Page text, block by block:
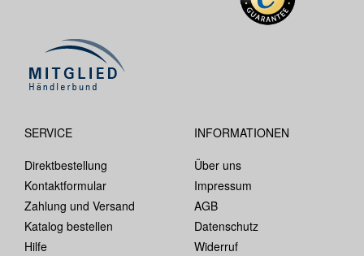
SERVICE
Direktbestellung
Kontaktformular
Zahlung und Versand
Katalog bestellen
Hilfe
INFORMATIONEN
Über uns
Impressum
AGB
Datenschutz
Widerruf